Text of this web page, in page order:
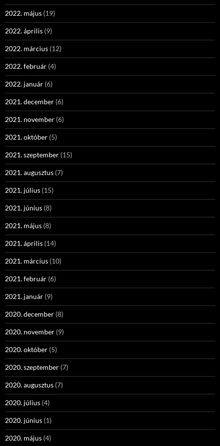
2022. május (19)
2022. április (9)
2022. március (12)
2022. február (4)
2022. január (6)
2021. december (6)
2021. november (6)
2021. október (5)
2021. szeptember (15)
2021. augusztus (7)
2021. július (15)
2021. június (8)
2021. május (8)
2021. április (14)
2021. március (10)
2021. február (6)
2021. január (9)
2020. december (8)
2020. november (9)
2020. október (5)
2020. szeptember (7)
2020. augusztus (7)
2020. július (4)
2020. június (1)
2020. május (4)